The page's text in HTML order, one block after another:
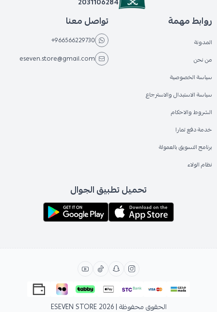
روابط مهمة
المدونة
من نحن
سياسة الخصوصية
سياسة الاستبدال والاسترجاع
الشروط والاحكام
خدمة دفع تمارا
برنامج التسويق بالعمولة
نظام الولاء
تواصل معنا
+966566229730
eseven.store@gmail.com
تحميل تطبيق الجوال
الحقوق محفوظة | 2026 ESEVEN STORE